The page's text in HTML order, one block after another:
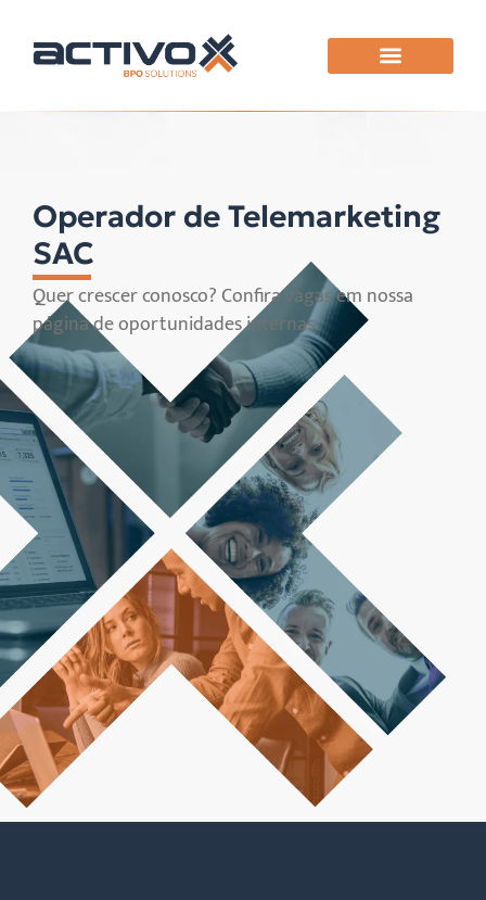
Operador de Telemarketing
SAC
Quer crescer conosco? Confira vagas em nossa
página de oportunidades internas.